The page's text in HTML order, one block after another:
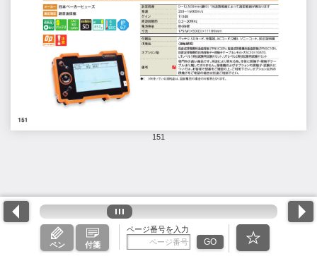
151
ペン 付箋
ページ番号を入力
GO